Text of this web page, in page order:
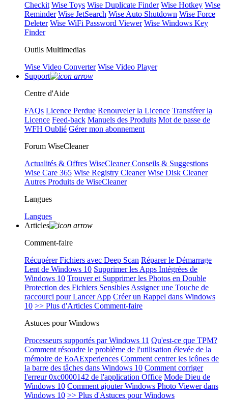
Checkit Wise Toys Wise Duplicate Finder Wise Hotkey Wise
Reminder Wise JetSearch Wise Auto Shutdown Wise Force
Deleter Wise WiFi Password Viewer Wise Windows Key
Finder
Outils Multimedias
Wise Video Converter Wise Video Player
Support
Centre d'Aide
FAQs Licence Perdue Renouveler la Licence Transférer la
Licence Feed-back Manuels des Produits Mot de passe de
WFH Oublié Gérer mon abonnement
Forum WiseCleaner
Actualités & Offres WiseCleaner Conseils & Suggestions
Wise Care 365 Wise Registry Cleaner Wise Disk Cleaner
Autres Produits de WiseCleaner
Langues
Langues
Articles
Comment-faire
Récupérer Fichiers avec Deep Scan Réparer le Démarrage
Lent de Windows 10 Supprimer les Apps Intégrées de
Windows 10 Trouver et Supprimer les Photos en Double
Protection des Fichiers Sensibles Assigner une Touche de
raccourci pour Lancer App Créer un Rappel dans Windows
10 >> Plus d'Articles Comment-faire
Astuces pour Windows
Processeurs supportés par Windows 11 Qu'est-ce que TPM?
Comment résoudre le problème de l'utilisation élevée de la
mémoire de EoAExperiences Comment centrer les icônes de
la barre des tâches dans Windows 10 Comment corriger
l'erreur 0xc0000142 de l'application Office Mode Dieu de
Windows 10 Comment ajouter Windows Photo Viewer dans
Windows 10 >> Plus d'Astuces pour Windows